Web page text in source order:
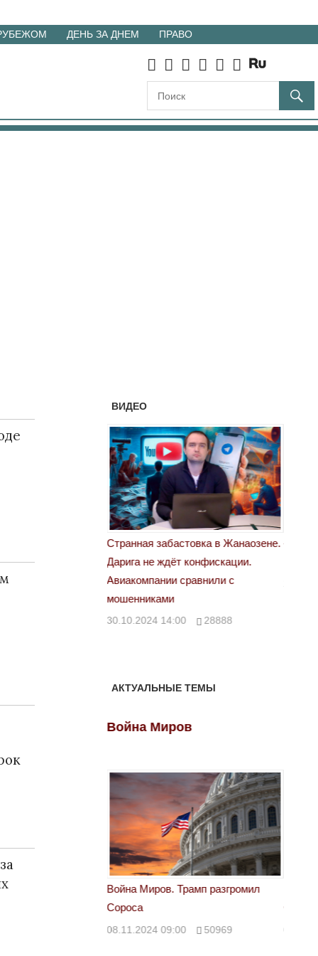
ДЕНЬ ЗА ДНЕМ ПРАВО
ВИДЕО
29972
Странная забастовка в Жанаозене.
Дарига не ждёт конфискации.
Авиакомпании сравнили с
мошенниками
30.10.2024 14:00 28888
«Новый
АКТУАЛЬНЫЕ ТЕМЫ
разгромил
Война Миров
Война Миров. Трамп разгромил
Сороса
08.11.2024 09:00 50969